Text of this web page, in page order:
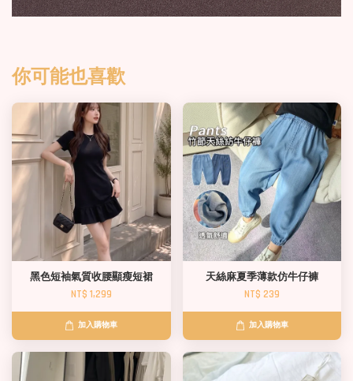
你可能也喜歡
黑色短袖氣質收腰顯瘦短裙
NT$ 1,299
加入購物車
天絲麻夏季薄款仿牛仔褲
NT$ 239
加入購物車